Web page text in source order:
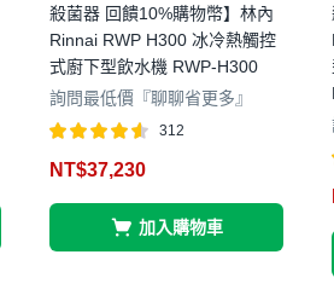
殺菌器 回饋10%購物幣】林內
Rinnai RWP H300 冰冷熱觸控
式廚下型飲水機 RWP-H300
詢問最低價『聊聊省更多』
評分4.54
滿分 5
312
NT$37,230
加入購物車